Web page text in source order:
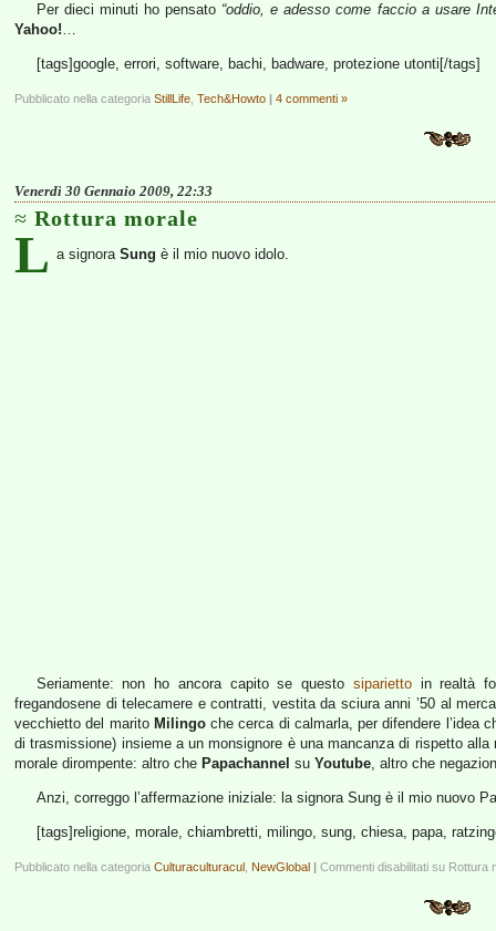
Per dieci minuti ho pensato “oddio, e adesso come faccio a usare
Yahoo!…
[tags]google, errori, software, bachi, badware, protezione utonti[/tags]
Pubblicato nella categoria StillLife Tech&Howto | 4 commenti »
Venerdì 30 Gennaio 2009, 22:33
Rottura morale
L a signora Sung è il mio nuovo idolo.
Seriamente: non ho ancora capito se questo sipariettoin realtà
fregandosene di telecamere e contratti, vestita da sciura anni ’50 al
vecchietto del marito Milingoche cerca di calmarla, per difendere l’idea
di trasmissione) insieme a un monsignore è una mancanza di rispetto
morale dirompente: altro che Papachannel su Youtube, altro che
Anzi, correggo l’affermazione iniziale: la signora Sung è il mio nuovo
[tags]religione, morale, chiambretti, milingo, sung, chiesa, papa,
Pubblicato nella categoria Culturaculturacul NewGlobal | Commenti disabilitati su Rottura